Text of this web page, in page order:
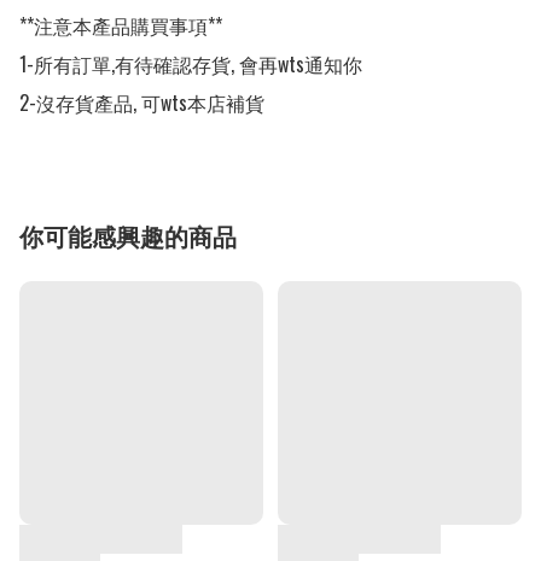
**注意本產品購買事項**
1-所有訂單,有待確認存貨, 會再wts通知你
2-沒存貨產品, 可wts本店補貨
你可能感興趣的商品